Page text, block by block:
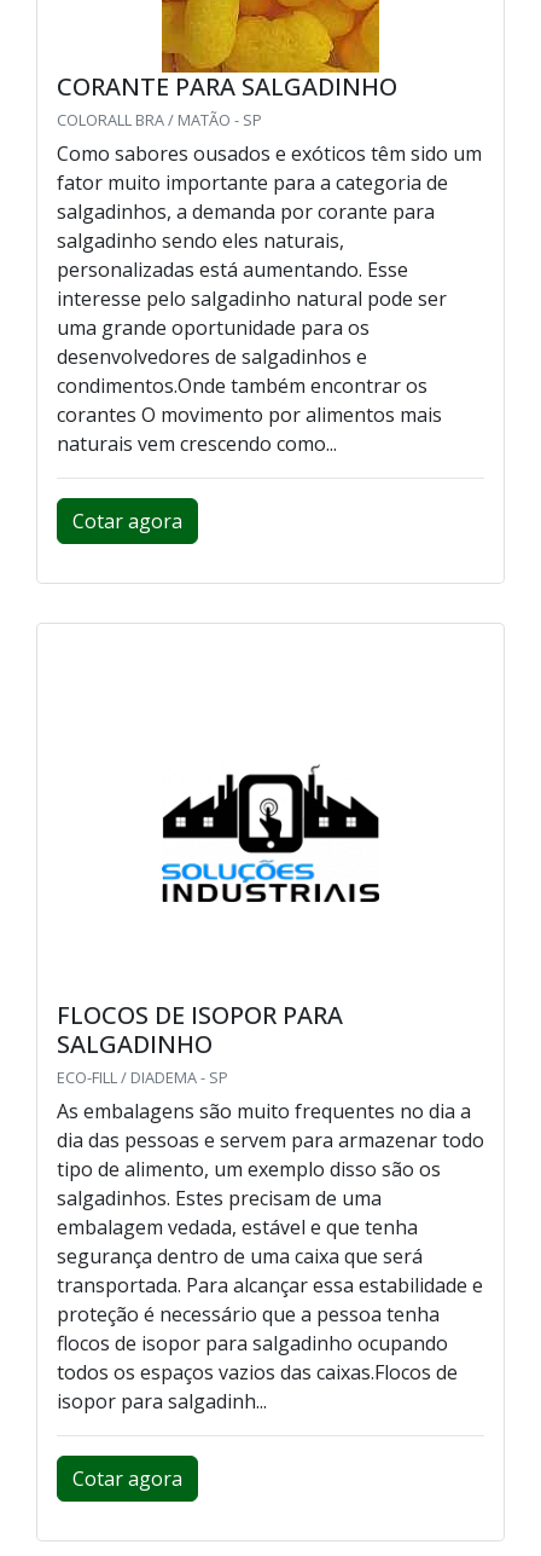
CORANTE PARA SALGADINHO
COLORALL BRA / MATÃO - SP
Como sabores ousados e exóticos têm sido um
fator muito importante para a categoria de
salgadinhos, a demanda por corante para
salgadinho sendo eles naturais,
personalizadas está aumentando. Esse
interesse pelo salgadinho natural pode ser
uma grande oportunidade para os
desenvolvedores de salgadinhos e
condimentos.Onde também encontrar os
corantes O movimento por alimentos mais
naturais vem crescendo como...
Cotar agora
FLOCOS DE ISOPOR PARA
SALGADINHO
ECO-FILL / DIADEMA - SP
As embalagens são muito frequentes no dia a
dia das pessoas e servem para armazenar todo
tipo de alimento, um exemplo disso são os
salgadinhos. Estes precisam de uma
embalagem vedada, estável e que tenha
segurança dentro de uma caixa que será
transportada. Para alcançar essa estabilidade e
proteção é necessário que a pessoa tenha
flocos de isopor para salgadinho ocupando
todos os espaços vazios das caixas.Flocos de
isopor para salgadinh...
Cotar agora